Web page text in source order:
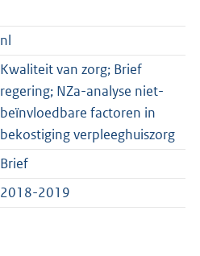
nl
Kwaliteit van zorg; Brief
regering; NZa-analyse niet-
beïnvloedbare factoren in
bekostiging verpleeghuiszorg
Brief
2018-2019